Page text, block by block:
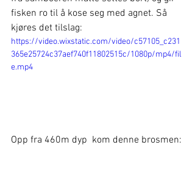
fisken ro til å kose seg med agnet. Så
kjøres det tilslag:
https://video.wixstatic.com/video/c57105_c231
365e25724c37aef740f11802515c/1080p/mp4/fil
e.mp4
Opp fra 460m dyp  kom denne brosmen: